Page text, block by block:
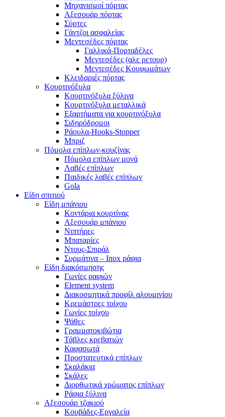
Μηχανισμοί πόρτας
Αξεσουάρ πόρτας
Σύρτες
Γάντζοι ασφαλείας
Μεντεσέδες πόρτας
Γαλλικά-Πορταδέλες
Μεντεσέδες (αλε ρετουρ)
Μεντεσέδες Κουφωμάτων
Κλειδαριές πόρτας
Κουρτινόξυλα
Κουρτινόξυλα ξύλινα
Κουρτινόξυλα μεταλλικά
Εξαρτήματα για κουρτινόξυλα
Σιδηρόδρομοι
Ράουλα-Hooks-Stopper
Μπριζ
Πόμολα επίπλων-κουζίνας
Πόμολα επίπλων μονά
Λαβές επίπλων
Παιδικές λαβές επίπλων
Gola
Είδη σπιτιού
Είδη μπάνιου
Κοντάρια κουρτίνας
Αξεσουάρ μπάνιου
Νιπτήρες
Μπαταρίες
Ντους-Σπιράλ
Συρμάτινα – Inox ράφια
Είδη διακόσμησης
Γωνίες ραφιών
Element system
Διακοσμητικά προφίλ αλουμινίου
Κρεμάστρες τοίχου
Γωνίες τοίχου
Ψάθες
Γραμματοκιβώτια
Τάβλες κρεβατιών
Καφασωτά
Προστατευτικά επίπλων
Σκαλάκια
Σκάλες
Διορθωτικά χρώματος επίπλων
Ράφια ξύλινα
Αξεσουάρ τζακιού
Κουβάδες-Εργαλεία